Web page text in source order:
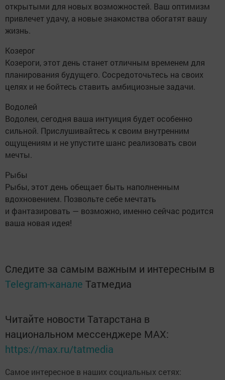
открытыми для новых возможностей. Ваш оптимизм
привлечет удачу, а новые знакомства обогатят вашу
жизнь.
Козерог
Козероги, этот день станет отличным временем для
планирования будущего. Сосредоточьтесь на своих
целях и не бойтесь ставить амбициозные задачи.
Водолей
Водолеи, сегодня ваша интуиция будет особенно
сильной. Прислушивайтесь к своим внутренним
ощущениям и не упустите шанс реализовать свои
мечты.
Рыбы
Рыбы, этот день обещает быть наполненным
вдохновением. Позвольте себе мечтать
и фантазировать — возможно, именно сейчас родится
ваша новая идея!
Следите за самым важным и интересным в
Telegram-канале Татмедиа
Читайте новости Татарстана в
национальном мессенджере MАХ:
https://max.ru/tatmedia
Самое интересное в наших социальных сетях: